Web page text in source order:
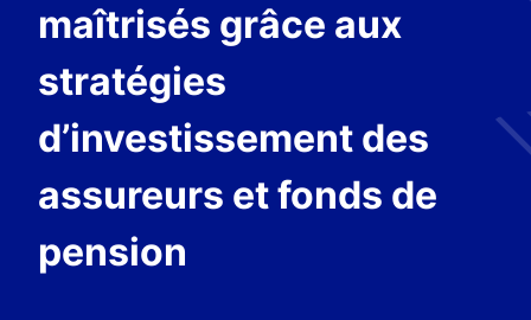
maîtrisés grâce aux
stratégies
d’investissement des
assureurs et fonds de
pension